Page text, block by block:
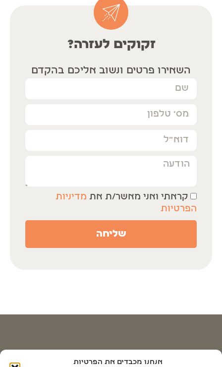
אנחנו מכבדים את הפרטיות
זקוקים לעזרה?
השאירו פרטים ונשוב אליכם בהקדם
קראתי ואני מאשר/ת את מדיניות
הפרטיות
שליחה